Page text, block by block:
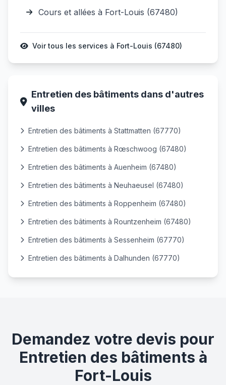
Cours et allées à Fort-Louis (67480)
Voir tous les services à Fort-Louis (67480)
Entretien des bâtiments dans d'autres
villes
Entretien des bâtiments à Stattmatten (67770)
Entretien des bâtiments à Rœschwoog (67480)
Entretien des bâtiments à Auenheim (67480)
Entretien des bâtiments à Neuhaeusel (67480)
Entretien des bâtiments à Roppenheim (67480)
Entretien des bâtiments à Rountzenheim (67480)
Entretien des bâtiments à Sessenheim (67770)
Entretien des bâtiments à Dalhunden (67770)
Demandez votre devis pour
Entretien des bâtiments à
Fort-Louis